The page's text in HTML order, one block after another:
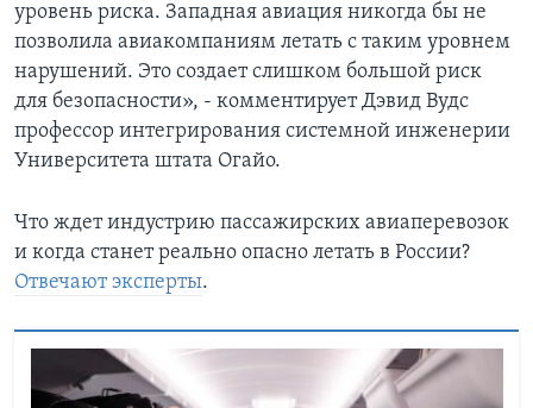
уровень риска. Западная авиация никогда бы не
позволила авиакомпаниям летать с таким уровнем
нарушений. Это создает слишком большой риск
для безопасности», - комментирует Дэвид Вудс
профессор интегрирования системной инженерии
Университета штата Огайо.
Что ждет индустрию пассажирских авиаперевозок
и когда станет реально опасно летать в России?
Отвечают эксперты.